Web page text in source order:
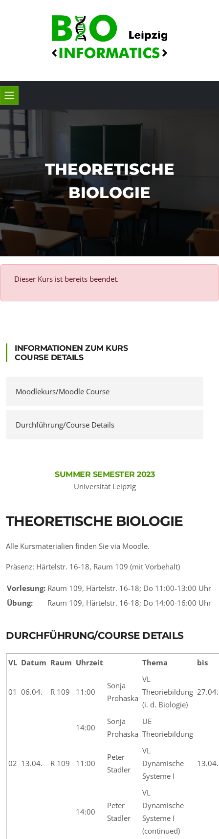
THEORETISCHE
BIOLOGIE
Dieser Kurs ist bereits beendet.
INFORMATIONEN ZUM KURS
COURSE DETAILS
Moodlekurs/Moodle Course
Durchführung/Course Details
SUMMER SEMESTER 2023
Universität Leipzig
THEORETISCHE BIOLOGIE
Alle Kursmaterialien finden Sie via Moodle.
Präsenz: Härtelstr. 16-18, Raum 109 (mit Vorbehalt)
Vorlesung: Raum 109, Härtelstr. 16-18; Do 11:00-13:00 Uhr
Übung:
Raum 109, Härtelstr. 16-18; Do 14:00-16:00 Uhr
DURCHFÜHRUNG/COURSE DETAILS
VL Datum Raum Uhrzeit Thema bis
01 06.04. R 109 11:00
Sonja
Prohaska
VL
Theoriebildung
(i. d. Biologie)
27.04.
14:00
Sonja
Prohaska
UE
Theoriebildung
02 13.04. R 109 11:00
Peter
Stadler
VL
Dynamische
Systeme I
13.04.
14:00
Peter
Stadler
VL
Dynamische
Systeme I
(continued)